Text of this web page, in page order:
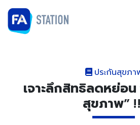
ประกันสุขภา
เจาะลึกสิทธิลดหย่อน
สุขภาพ”